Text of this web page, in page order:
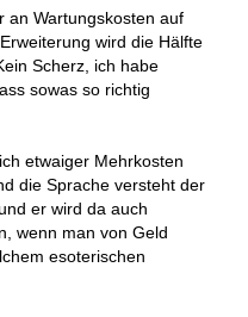
an Wartungskosten auf
wird die Hälfte
Scherz, ich habe
sowas so richtig
etwaiger Mehrkosten
die Sprache versteht der
er wird da auch
wenn man von Geld
esoterischen